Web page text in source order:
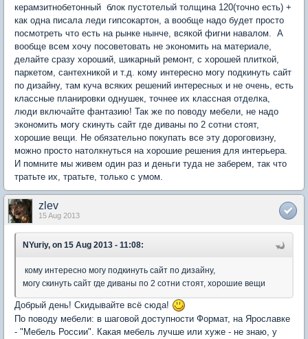
керамзитнобетонный блок пустотелый толщина 120(точно есть) +
как одна писала леди гипсокартон, а вообще надо будет просто
посмотреть что есть на рынке нынче, всякой фигни навалом. А
вообще всем хочу посоветовать не экономить на материале,
делайте сразу хороший, шикарный ремонт, с хорошей плиткой,
паркетом, сантехникой и т.д. кому интересно могу подкинуть сайт
по дизайну, там куча всяких решений интересных и не очень, есть
классные планировки однушек, точнее их классная отделка,
люди включайте фантазию! Так же по поводу мебели, не надо
экономить могу скинуть сайт где диваны по 2 сотни стоят,
хорошие вещи. Не обязательно покупать все эту дороговизну,
можно просто натолкнуться на хорошие решения для интерьера.
И помните мы живем один раз и деньги туда не заберем, так что
тратьте их, тратьте, только с умом.
zlev
15 Aug 2013
NYuriy, on 15 Aug 2013 - 11:08:
кому интересно могу подкинуть сайт по дизайну,
могу скинуть сайт где диваны по 2 сотни стоят, хорошие вещи
Добрый день! Скидывайте всё сюда!
По поводу мебели: в шаговой доступности Формат, на Ярославке
- "Мебель России". Какая мебель лучше или хуже - не знаю, у